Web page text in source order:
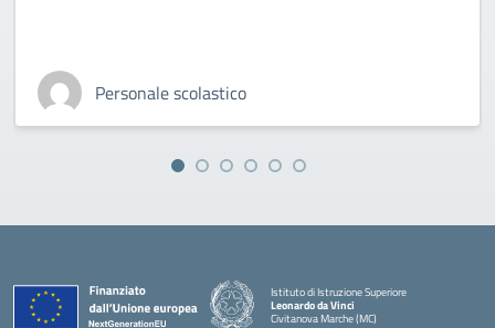
Personale scolastico
Istituto di Istruzione Superiore
Leonardo da Vinci
Civitanova Marche (MC)